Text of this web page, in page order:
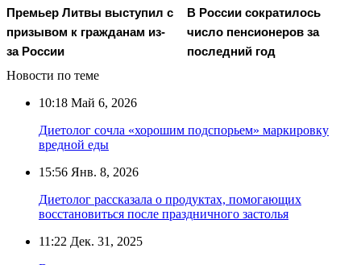
Премьер Литвы выступил с
призывом к гражданам из-
за России
В России сократилось
число пенсионеров за
последний год
Новости по теме
10:18 Май 6, 2026
Диетолог сочла «хорошим подспорьем» маркировку
вредной еды
15:56 Янв. 8, 2026
Диетолог рассказала о продуктах, помогающих
восстановиться после праздничного застолья
11:22 Дек. 31, 2025